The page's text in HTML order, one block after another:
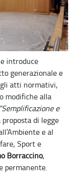
introduce
generazionale e
atti normativi,
modifiche alla
“Semplificazione e
di legge
e al
Sport e
Borraccino,
permanente.